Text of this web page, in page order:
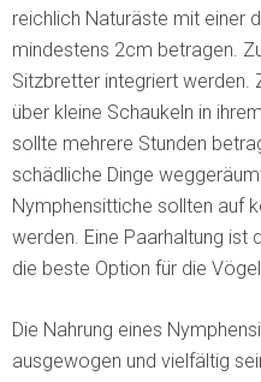
reichlich Naturäste mit einer
mindestens 2cm betragen.
Sitzbretter integriert werden.
über kleine Schaukeln in
sollte mehrere Stunden
schädliche Dinge
Nymphensittiche sollten auf
werden. Eine Paarhaltung ist
die beste Option für die
Die Nahrung eines
ausgewogen und vielfältig